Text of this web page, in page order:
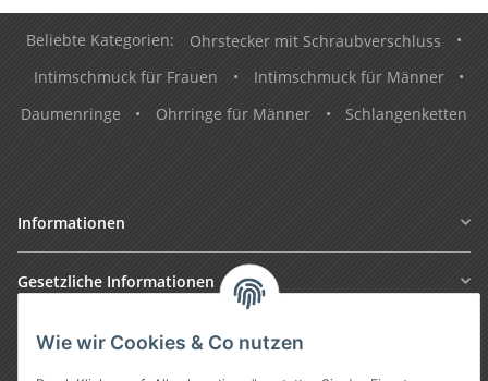
Wie wir Cookies & Co nutzen
Beliebte Kategorien: Ohrstecker mit Schraubverschluss
•
Intimschmuck für Frauen
• Intimschmuck für Männer
•
Daumenringe
• Ohrringe für Männer • Schlangenketten
Informationen
Gesetzliche Informationen